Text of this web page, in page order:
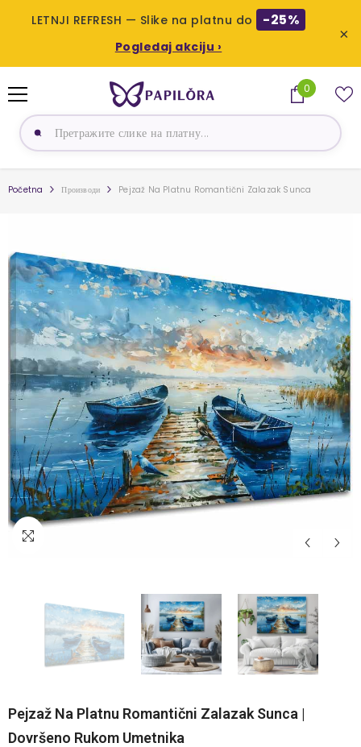
LETNJI REFRESH — Slike na platnu do -25%
Pogledaj akciju ›
×
0
0
proizvoda
Početna Производи Pejzaž Na Platnu Romantični Zalazak Sunca
Pejzaž Na Platnu Romantični Zalazak Sunca |
Dovršeno Rukom Umetnika